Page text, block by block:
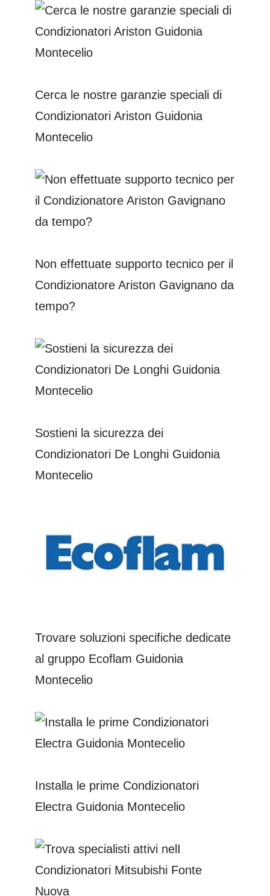
Cerca le nostre garanzie speciali di
Condizionatori Ariston Guidonia
Montecelio
Non effettuate supporto tecnico per il
Condizionatore Ariston Gavignano da
tempo?
Sostieni la sicurezza dei
Condizionatori De Longhi Guidonia
Montecelio
Trovare soluzioni specifiche dedicate
al gruppo Ecoflam Guidonia
Montecelio
Installa le prime Condizionatori
Electra Guidonia Montecelio